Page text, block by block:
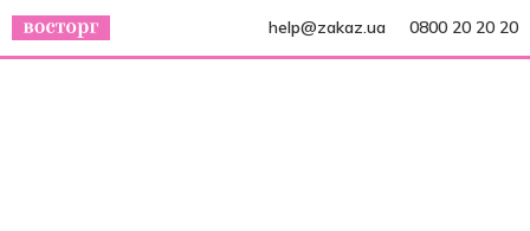
help@zakaz.ua 0800 20 20 20